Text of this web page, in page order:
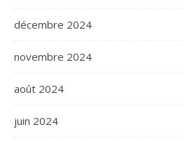
décembre 2024
novembre 2024
août 2024
juin 2024